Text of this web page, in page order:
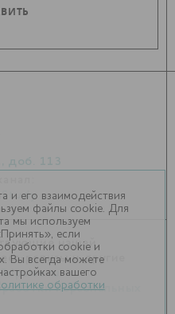
нашей
релизы и другие
.
персональных
и его взаимодействия
файлы cookie. Для
мы используем
если
cookie и
Вы всегда можете
вашего
обработки